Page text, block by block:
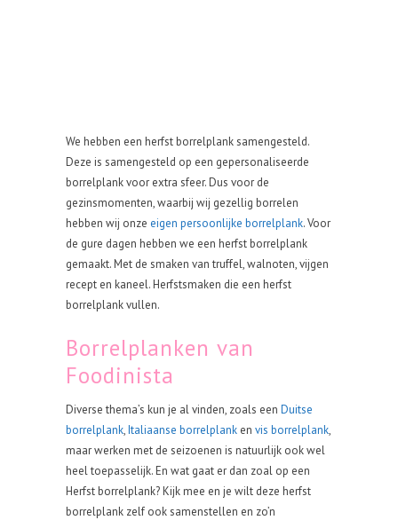
We hebben een herfst borrelplank samengesteld.
Deze is samengesteld op een gepersonaliseerde
borrelplank voor extra sfeer. Dus voor de
gezinsmomenten, waarbij wij gezellig borrelen
hebben wij onze eigen persoonlijke borrelplank. Voor
de gure dagen hebben we een herfst borrelplank
gemaakt. Met de smaken van truffel, walnoten, vijgen
recept en kaneel. Herfstsmaken die een herfst
borrelplank vullen.
Borrelplanken van
Foodinista
Diverse thema’s kun je al vinden, zoals een Duitse
borrelplank,Italiaanse borrelplank en vis borrelplank,
maar werken met de seizoenen is natuurlijk ook wel
heel toepasselijk. En wat gaat er dan zoal op een
Herfst borrelplank? Kijk mee en je wilt deze herfst
borrelplank zelf ook samenstellen en zo’n